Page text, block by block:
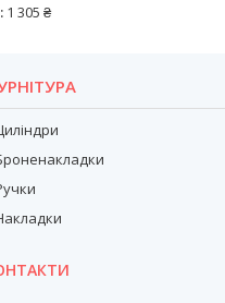
1 305 ₴